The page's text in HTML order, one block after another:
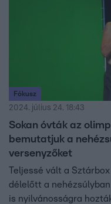
Fókusz
2024. július 24. 18:43
Sokan óvták az
bemutatjuk a
versenyzőket
Teljessé vált a
délelőtt a
is nyilvánosságra